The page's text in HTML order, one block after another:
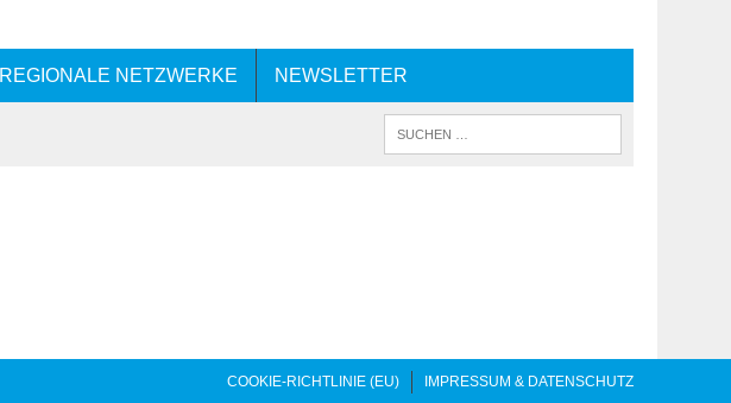
REGIONALE NETZWERKE NEWSLETTER
COOKIE-RICHTLINIE (EU) IMPRESSUM & DATENSCHUTZ